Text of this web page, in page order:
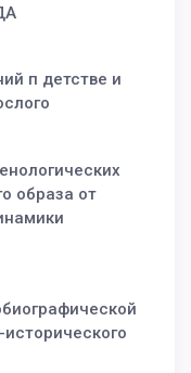
п детстве и
образа от